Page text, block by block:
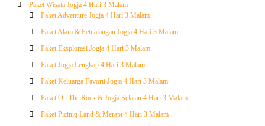
Paket Wisata Jogja 4 Hari 3 Malam
Paket Adventure Jogja 4 Hari 3 Malam
Paket Alam & Petualangan Jogja 4 Hari 3 Malam
Paket Eksplorasi Jogja 4 Hari 3 Malam
Paket Jogja Lengkap 4 Hari 3 Malam
Paket Keluarga Favorit Jogja 4 Hari 3 Malam
Paket On The Rock & Jogja Selatan 4 Hari 3 Malam
Paket Pictniq Land & Merapi 4 Hari 3 Malam